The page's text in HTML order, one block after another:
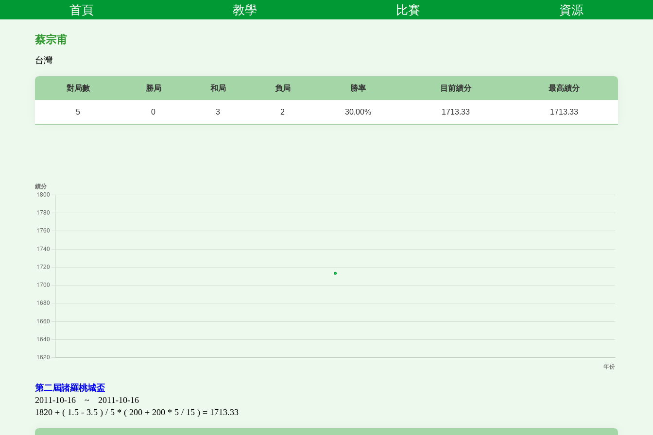
首頁 教學 比賽 資源
蔡宗甫
台灣
對局數 勝局 和局 負局 勝率 目前績分 最高績分
5 0 3 2 30.00% 1713.33 1713.33
第二屆諸羅桃城盃
2011-10-16 ~ 2011-10-16
1820 + ( 1.5 - 3.5 ) / 5 * ( 200 + 200 * 5 / 15 ) = 1713.33